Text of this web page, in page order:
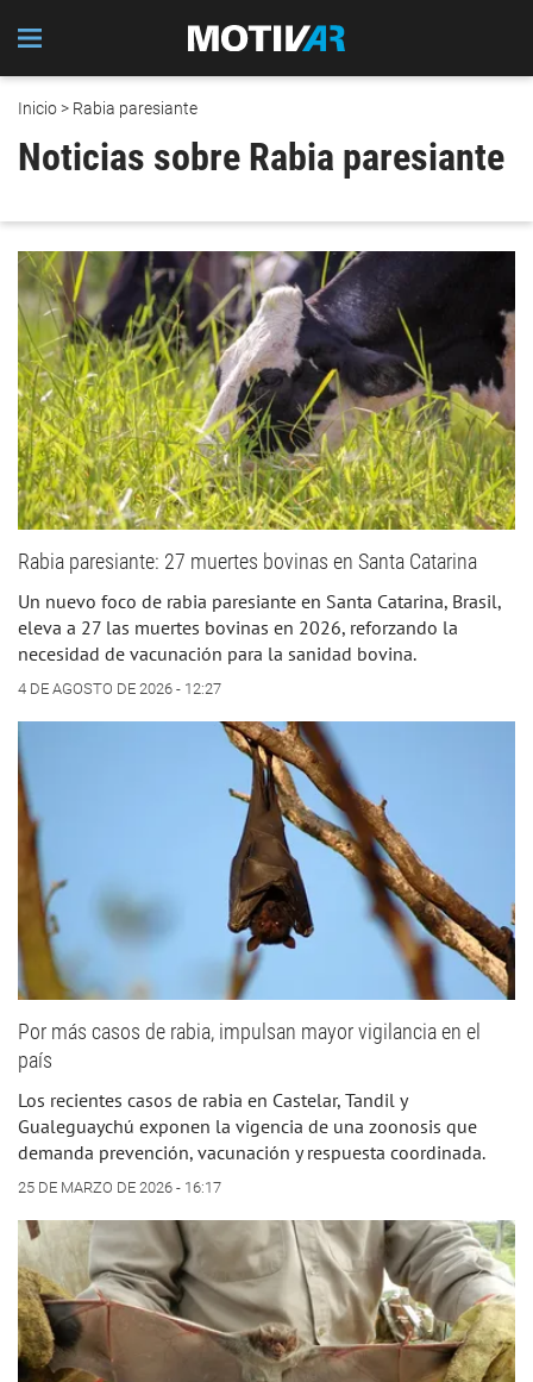
Inicio> Rabia paresiante
Noticias sobre Rabia paresiante
Rabia paresiante: 27 muertes bovinas en Santa Catarina
Un nuevo foco de rabia paresiante en Santa Catarina, Brasil,
eleva a 27 las muertes bovinas en 2026, reforzando la
necesidad de vacunación para la sanidad bovina.
4 DE AGOSTO DE 2026 - 12:27
Por más casos de rabia, impulsan mayor vigilancia en el
país
Los recientes casos de rabia en Castelar, Tandil y
Gualeguaychú exponen la vigencia de una zoonosis que
demanda prevención, vacunación y respuesta coordinada.
25 DE MARZO DE 2026 - 16:17